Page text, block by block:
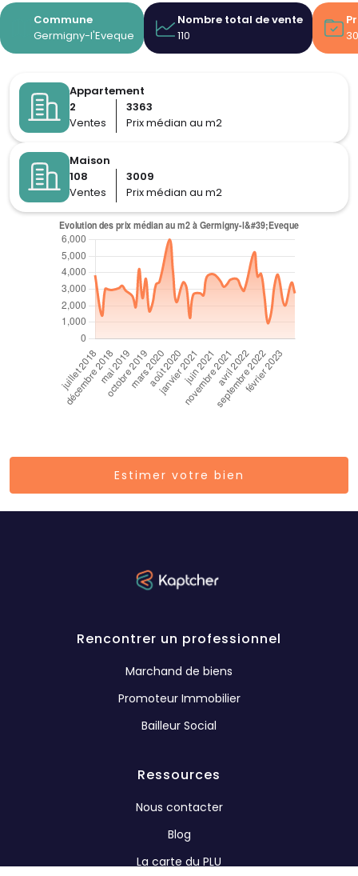
Commune
Germigny-l'Eveque
Nombre total de vente
110
Appartement
2
Ventes
3363
Prix médian au m2
Maison
108
Ventes
3009
Prix médian au m2
Estimer votre bien
Rencontrer un professionnel
Marchand de biens
Promoteur Immobilier
Bailleur Social
Ressources
Nous contacter
Blog
La carte du PLU